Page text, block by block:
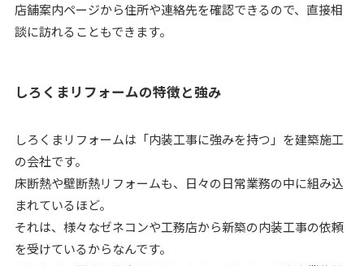
店舗案内ページから住所や連絡先を確認できるので、直接相
談に訪れることもできます。
しろくまリフォームの特徴と強み
しろくまリフォームは「内装工事に強みを持つ」を建築施工
の会社です。
床断熱や壁断熱リフォームも、日々の日常業務の中に組み込
まれているほど。
それは、様々なゼネコンや工務店から新築の内装工事の依頼
を受けているからなんです。